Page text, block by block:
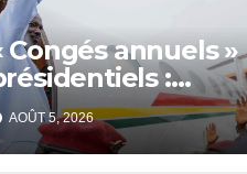
Congés annuels »
:
s’agite,
AOÛT 5, 2026